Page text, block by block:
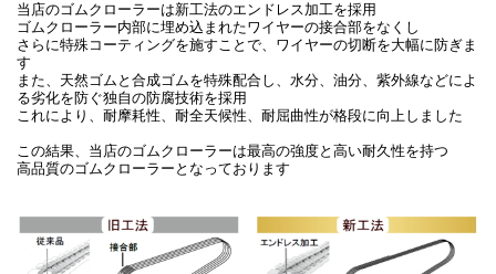
当店のゴムクローラーは新工法のエンドレス加工を採用
ゴムクローラー内部に埋め込まれたワイヤーの接合部をなくし
さらに特殊コーティングを施すことで、ワイヤーの切断を大幅に防ぎま
す
また、天然ゴムと合成ゴムを特殊配合し、水分、油分、紫外線などによ
る劣化を防ぐ独自の防腐技術を採用
これにより、耐摩耗性、耐全天候性、耐屈曲性が格段に向上しました
この結果、当店のゴムクローラーは最高の強度と高い耐久性を持つ
高品質のゴムクローラーとなっております